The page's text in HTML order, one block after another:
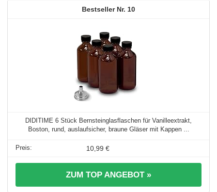
10
DIDITIME 6 Stück Bernsteinglasflaschen für Vanilleextrakt,
Boston, rund, auslaufsicher, braune Gläser mit Kappen ...
10,99 €
ZUM TOP ANGEBOT »